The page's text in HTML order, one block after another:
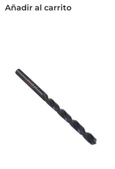
Añadir al carrito